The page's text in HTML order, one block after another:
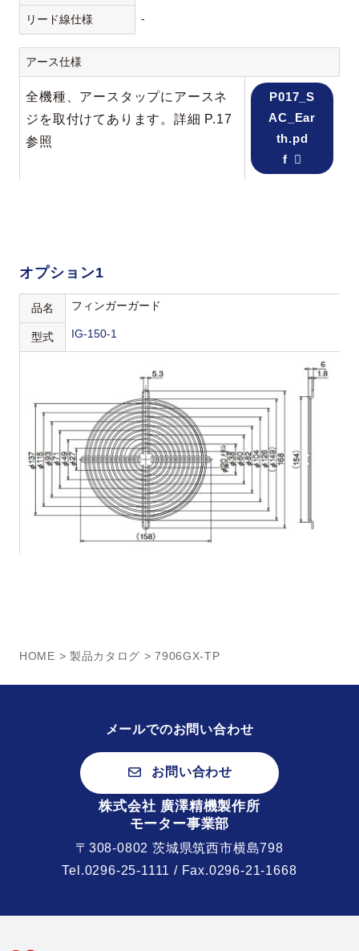
リード線仕様 -
アース仕様
全機種、アースタップにアースネ
ジを取付けてあります。詳細 P.17
参照
P017_S
AC_Ear
th.pd
f
オプション1
品名 フィンガーガード
型式 IG-150-1
HOME > 製品カタログ > 7906GX-TP
メールでのお問い合わせ
お問い合わせ
株式会社 廣澤精機製作所
モーター事業部
〒308-0802 茨城県筑西市横島798
Tel.0296-25-1111 / Fax.0296-21-1668